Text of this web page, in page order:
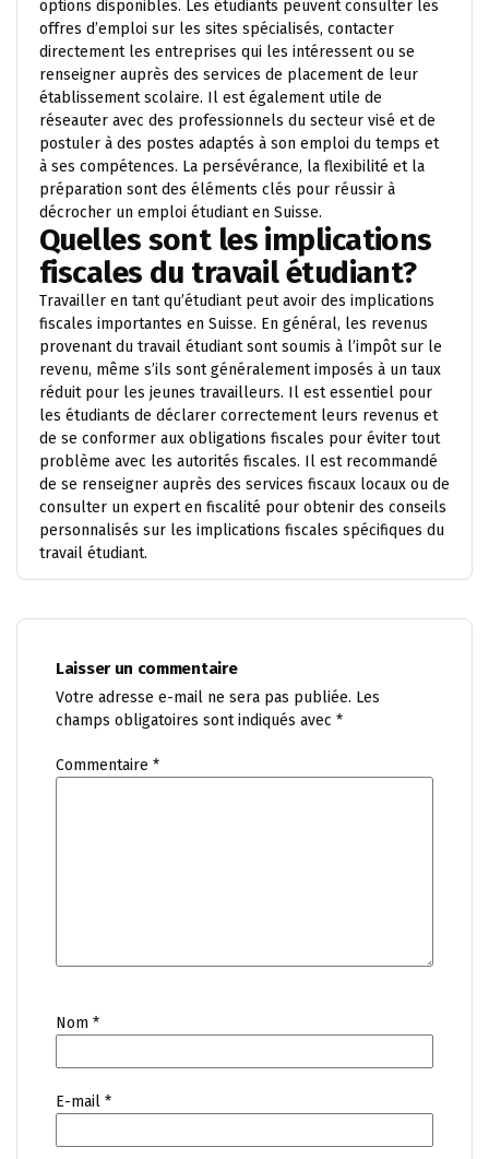
options disponibles. Les étudiants peuvent consulter les
offres d’emploi sur les sites spécialisés, contacter
directement les entreprises qui les intéressent ou se
renseigner auprès des services de placement de leur
établissement scolaire. Il est également utile de
réseauter avec des professionnels du secteur visé et de
postuler à des postes adaptés à son emploi du temps et
à ses compétences. La persévérance, la flexibilité et la
préparation sont des éléments clés pour réussir à
décrocher un emploi étudiant en Suisse.
Quelles sont les implications
fiscales du travail étudiant?
Travailler en tant qu’étudiant peut avoir des implications
fiscales importantes en Suisse. En général, les revenus
provenant du travail étudiant sont soumis à l’impôt sur le
revenu, même s’ils sont généralement imposés à un taux
réduit pour les jeunes travailleurs. Il est essentiel pour
les étudiants de déclarer correctement leurs revenus et
de se conformer aux obligations fiscales pour éviter tout
problème avec les autorités fiscales. Il est recommandé
de se renseigner auprès des services fiscaux locaux ou de
consulter un expert en fiscalité pour obtenir des conseils
personnalisés sur les implications fiscales spécifiques du
travail étudiant.
Laisser un commentaire
Votre adresse e-mail ne sera pas publiée. Les
champs obligatoires sont indiqués avec *
Commentaire *
Nom *
E-mail *